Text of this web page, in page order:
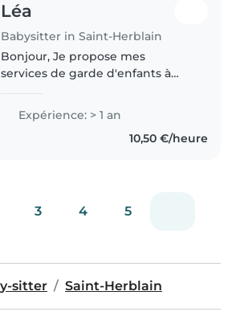
Léa
Babysitter in Saint-Herblain
Bonjour, Je propose mes
services de garde d'enfants à
gardes ponctuelles, en soirée,
week-end ou en dépannage.
Sérieuse, responsable et
Expérience: > 1 an
10,50 €/heure
3 4 5
sitter Saint-Herblain